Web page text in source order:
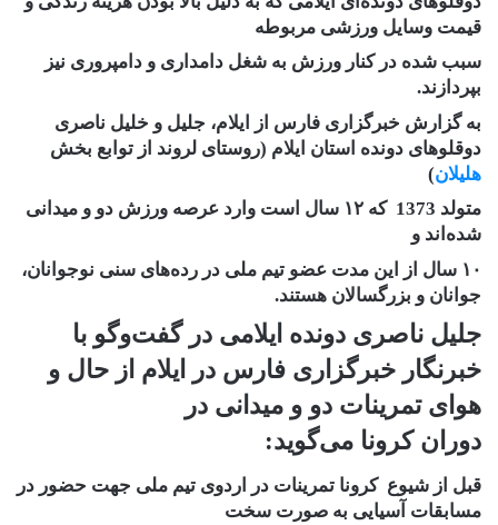
قیمت وسایل ورزشی مربوطه
سبب شده در کنار ورزش به شغل دامداری و دامپروری نیز
بپردازند.
به گزارش خبرگزاری فارس از ایلام، جلیل و خلیل ناصری
دوقلوهای دونده استان ایلام (روستای لروند از توابع بخش
هلیلان)
متولد 1373 که ۱۲ سال است وارد عرصه ورزش دو و میدانی
شده‌اند و
۱۰ سال از این مدت عضو تیم ملی در رده‌های سنی نوجوانان،
جوانان و بزرگسالان هستند.
جلیل ناصری دونده ایلامی در گفت‌وگو با
خبرنگار خبرگزاری فارس در ایلام از حال و
هوای تمرینات دو و میدانی در
دوران کرونا می‌گوید:
قبل از شیوع کرونا تمرینات در اردوی تیم ملی جهت حضور در
مسابقات آسیایی به صورت سخت